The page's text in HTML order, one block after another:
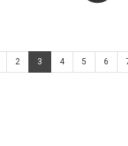
2 3 4 5 6